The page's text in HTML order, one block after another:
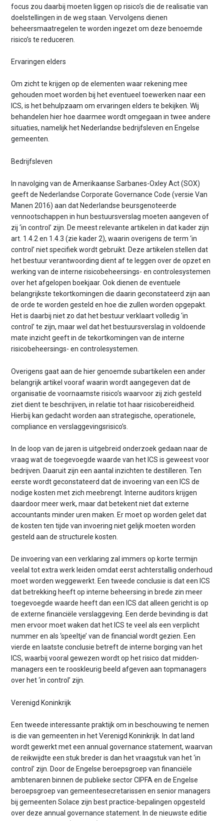
focus zou daarbij moeten liggen op risico’s die de realisatie van
doelstellingen in de weg staan. Vervolgens dienen
beheersmaatregelen te worden ingezet om deze benoemde
risico’s te reduceren.
Ervaringen elders
Om zicht te krijgen op de elementen waar rekening mee
gehouden moet worden bij het eventueel toewerken naar een
ICS, is het behulpzaam om ervaringen elders te bekijken. Wij
behandelen hier hoe daarmee wordt omgegaan in twee andere
situaties, namelijk het Nederlandse bedrijfsleven en Engelse
gemeenten.
Bedrijfsleven
In navolging van de Amerikaanse Sarbanes-Oxley Act (SOX)
geeft de Nederlandse Corporate Governance Code (versie Van
Manen 2016) aan dat Nederlandse beursgenoteerde
vennootschappen in hun bestuursverslag moeten aangeven of
zij ‘in control’ zijn. De meest relevante artikelen in dat kader zijn
art. 1.4.2 en 1.4.3 (zie kader 2), waarin overigens de term ‘in
control’ niet specifiek wordt gebruikt. Deze artikelen stellen dat
het bestuur verantwoording dient af te leggen over de opzet en
werking van de interne risicobeheersings- en controlesystemen
over het afgelopen boekjaar. Ook dienen de eventuele
belangrijkste tekortkomingen die daarin geconstateerd zijn aan
de orde te worden gesteld en hoe die zullen worden opgepakt.
Het is daarbij niet zo dat het bestuur verklaart volledig ‘in
control’ te zijn, maar wel dat het bestuursverslag in voldoende
mate inzicht geeft in de tekortkomingen van de interne
risicobeheersings- en controlesystemen.
Overigens gaat aan de hier genoemde subartikelen een ander
belangrijk artikel vooraf waarin wordt aangegeven dat de
organisatie de voornaamste risico’s waarvoor zij zich gesteld
ziet dient te beschrijven, in relatie tot haar risicobereidheid.
Hierbij kan gedacht worden aan strategische, operationele,
compliance en verslaggevingsrisico’s.
In de loop van de jaren is uitgebreid onderzoek gedaan naar de
vraag wat de toegevoegde waarde van het ICS is geweest voor
bedrijven. Daaruit zijn een aantal inzichten te destilleren. Ten
eerste wordt geconstateerd dat de invoering van een ICS de
nodige kosten met zich meebrengt. Interne auditors krijgen
daardoor meer werk, maar dat betekent niet dat externe
accountants minder uren maken. Er moet op worden gelet dat
de kosten ten tijde van invoering niet gelijk moeten worden
gesteld aan de structurele kosten.
De invoering van een verklaring zal immers op korte termijn
veelal tot extra werk leiden omdat eerst achterstallig onderhoud
moet worden weggewerkt. Een tweede conclusie is dat een ICS
dat betrekking heeft op interne beheersing in brede zin meer
toegevoegde waarde heeft dan een ICS dat alleen gericht is op
de externe financiële verslaggeving. Een derde bevinding is dat
men ervoor moet waken dat het ICS te veel als een verplicht
nummer en als ‘speeltje’ van de financial wordt gezien. Een
vierde en laatste conclusie betreft de interne borging van het
ICS, waarbij vooral gewezen wordt op het risico dat midden-
managers een te rooskleurig beeld afgeven aan topmanagers
over het ‘in control’ zijn.
Verenigd Koninkrijk
Een tweede interessante praktijk om in beschouwing te nemen
is die van gemeenten in het Verenigd Koninkrijk. In dat land
wordt gewerkt met een annual governance statement, waarvan
de reikwijdte een stuk breder is dan het vraagstuk van het ‘in
control’ zijn. Door de Engelse beroepsgroep van financiële
ambtenaren binnen de publieke sector CIPFA en de Engelse
beroepsgroep van gemeentesecretarissen en senior managers
bij gemeenten Solace zijn best practice-bepalingen opgesteld
over deze annual governance statement. In de nieuwste editie